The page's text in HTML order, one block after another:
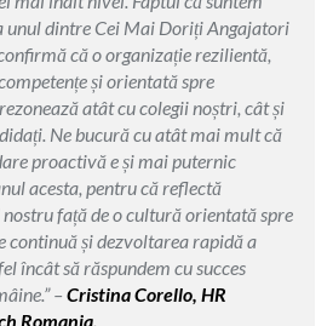
unul dintre Cei Mai Doriți Angajatori
că o organizație rezilientă,
și orientată spre
atât cu colegii noștri, cât și
Ne bucură cu atât mai mult că
proactivă e și mai puternic
acesta, pentru că reflectă
față de o cultură orientată spre
continuă și dezvoltarea rapidă a
încât să răspundem cu succes
– Cristina Corello, HR
Romania.